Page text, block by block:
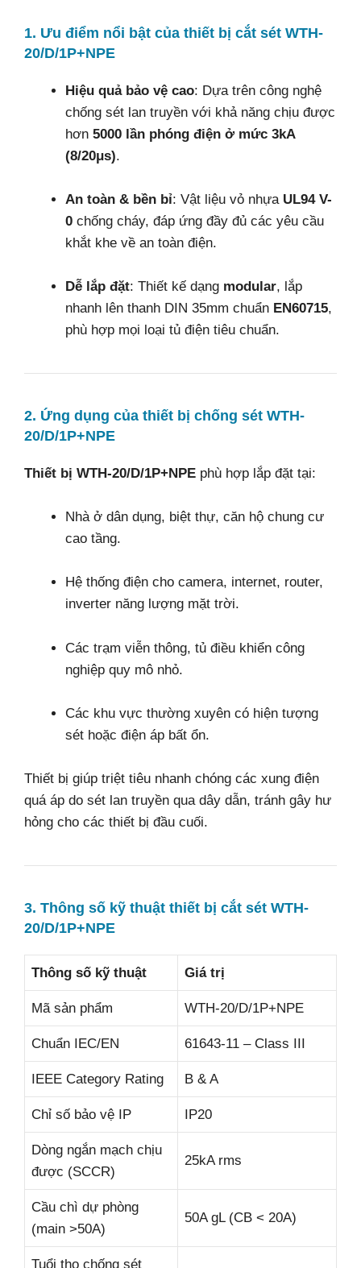
1. Ưu điểm nổi bật của thiết bị cắt sét WTH-
20/D/1P+NPE
Hiệu quả bảo vệ cao: Dựa trên công nghệ
chống sét lan truyền với khả năng chịu được
hơn 5000 lần phóng điện ở mức 3kA
(8/20μs).
An toàn & bền bỉ: Vật liệu vỏ nhựa UL94 V-
0 chống cháy, đáp ứng đầy đủ các yêu cầu
khắt khe về an toàn điện.
Dễ lắp đặt: Thiết kế dạng modular, lắp
nhanh lên thanh DIN 35mm chuẩn EN60715,
phù hợp mọi loại tủ điện tiêu chuẩn.
2. Ứng dụng của thiết bị chống sét WTH-
20/D/1P+NPE
Thiết bị WTH-20/D/1P+NPE phù hợp lắp đặt tại:
Nhà ở dân dụng, biệt thự, căn hộ chung cư
cao tầng.
Hệ thống điện cho camera, internet, router,
inverter năng lượng mặt trời.
Các trạm viễn thông, tủ điều khiển công
nghiệp quy mô nhỏ.
Các khu vực thường xuyên có hiện tượng
sét hoặc điện áp bất ổn.
Thiết bị giúp triệt tiêu nhanh chóng các xung điện
quá áp do sét lan truyền qua dây dẫn, tránh gây hư
hỏng cho các thiết bị đầu cuối.
3. Thông số kỹ thuật thiết bị cắt sét WTH-
20/D/1P+NPE
Thông số kỹ thuật Giá trị
Mã sản phẩm WTH-20/D/1P+NPE
Chuẩn IEC/EN 61643-11 – Class III
IEEE Category Rating B & A
Chỉ số bảo vệ IP IP20
Dòng ngắn mạch chịu
được (SCCR)
25kA rms
Cầu chì dự phòng
(main >50A)
50A gL (CB < 20A)
Tuổi thọ chống sét